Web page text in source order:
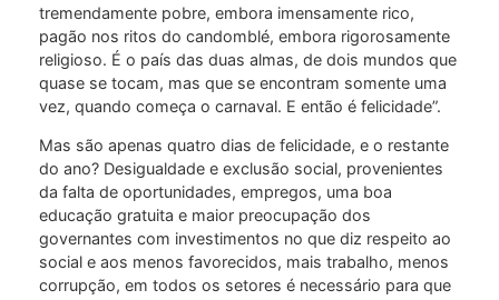
tremendamente pobre, embora imensamente rico,
pagão nos ritos do candomblé, embora rigorosamente
religioso. É o país das duas almas, de dois mundos que
quase se tocam, mas que se encontram somente uma
vez, quando começa o carnaval. E então é felicidade”.
Mas são apenas quatro dias de felicidade, e o restante
do ano? Desigualdade e exclusão social, provenientes
da falta de oportunidades, empregos, uma boa
educação gratuita e maior preocupação dos
governantes com investimentos no que diz respeito ao
social e aos menos favorecidos, mais trabalho, menos
corrupção, em todos os setores é necessário para que